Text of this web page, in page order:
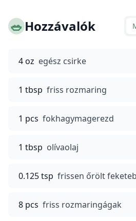
🥗Hozzávalók
4 oz egész csirke
1 tbsp friss rozmaring
1 pcs fokhagymagerezd
1 tbsp olívaolaj
0.125 tsp frissen őrölt
8 pcs friss rozmaringágak